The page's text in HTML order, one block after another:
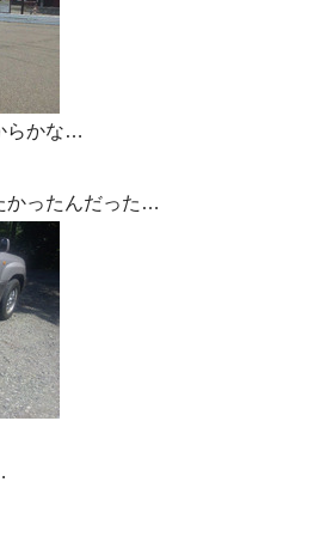
らかな…
かったんだった…